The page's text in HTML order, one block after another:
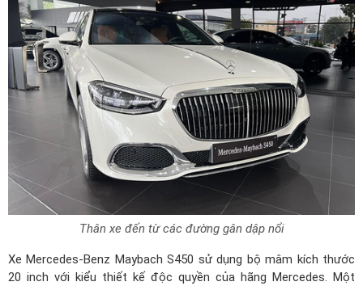
Thân xe đến từ các đường gân dập nổi
Xe Mercedes-Benz Maybach S450 sử dụng bộ mâm kích thước
20 inch với kiểu thiết kế độc quyền của hãng Mercedes. Một